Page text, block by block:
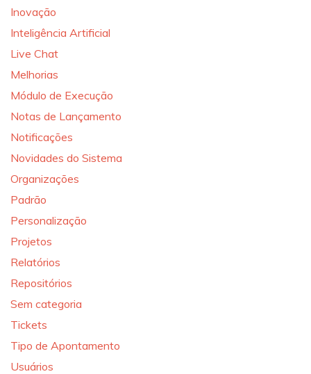
Inovação
Inteligência Artificial
Live Chat
Melhorias
Módulo de Execução
Notas de Lançamento
Notificações
Novidades do Sistema
Organizações
Padrão
Personalização
Projetos
Relatórios
Repositórios
Sem categoria
Tickets
Tipo de Apontamento
Usuários